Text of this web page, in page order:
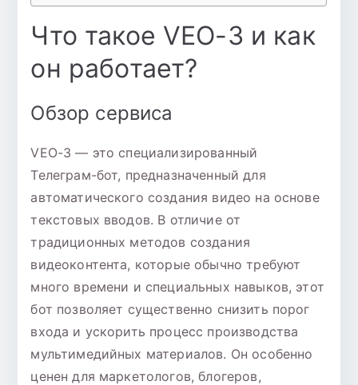
Что такое VEO-3 и как
он работает?
Обзор сервиса
VEO-3 — это специализированный
Телеграм-бот, предназначенный для
автоматического создания видео на основе
текстовых вводов. В отличие от
традиционных методов создания
видеоконтента, которые обычно требуют
много времени и специальных навыков, этот
бот позволяет существенно снизить порог
входа и ускорить процесс производства
мультимедийных материалов. Он особенно
ценен для маркетологов, блогеров,